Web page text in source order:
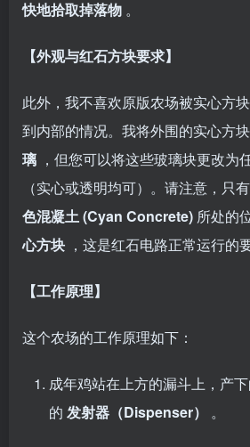
快地拾取掉落物 。
【外观与红石方块要求】
此外，我不喜欢原版农场被实心方
到内部的情况。我将外围的实心方
璃 ，但您可以将这些玻璃块更改为
（实心或透明均可）。请注意，只有
色混凝土 (Cyan Concrete) 所处的
心方块 ，这是红石电路正常运行的要
【工作原理】
这个农场的工作原理如下：
成年鸡站在上方的漏斗上，产
的 发射器（Dispenser） 。